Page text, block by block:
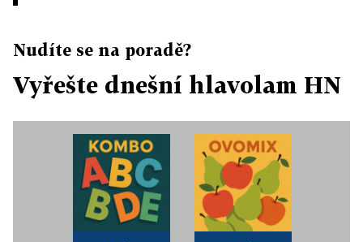
Nudíte se na poradě?
Vyřešte dnešní hlavolam HN